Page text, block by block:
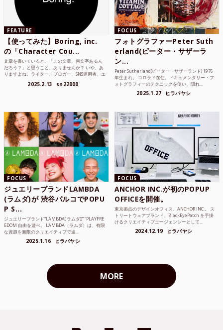
FEATURE
【使ってみた】Boring, inc.
の「Character Cou...
文章を書いていると、「この文章、何文字あるん
だろう？」と思うこと、ありませんか？ いや、あ
りますよね。ライター、ブロガー、SNS運用者、エ
2025.2.13 sn22000
FOCUS
フォトグラファーPeter Suth
erland(ピーター・サザーラ
ン...
Peter Sutherland(ピーター・サザーランド) 1976
年生まれ。 コロラド在住。ドキュメンタリー・フ
ォトグラフィーのテクニックを使い、隠れ...
2025.1.27 ヒラバヤシ
FOCUS
ジュエリーブランドLAMBDA
(ラムダ)が 渋谷パルコでPOPU
P S...
ジュエリーブランド“LAMBDA( ラムダ))” “PLAYFRE
EDOM 自由を遊べ。 LAMBDA（ラムダ）は、有限
な資源を無限のクリエイティブで追...
2025.1.16 ヒラバヤシ
FOCUS
ANCHOR INC.が初のPOPUP
OFFICEを開催。
東京拠点のデザインオフィス、ANCHOR INC.。 ス
トリートウェアブランド、BlackEyePatch を手掛
けるクリエイティブエージェンシーとして...
2024.12.19 ヒラバヤシ
MORE